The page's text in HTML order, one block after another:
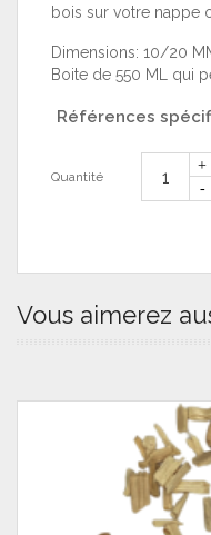
bois sur votre nappe
Dimensions: 10/20
Boite de 550 ML qui
Références
Quantité
Vous aimerez